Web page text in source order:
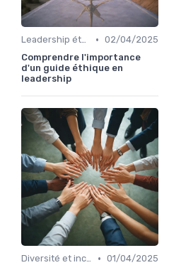
Leadership éthique • 02/04/2025
Comprendre l'importance
d'un guide éthique en
leadership
Diversité et inclusion • 01/04/2025